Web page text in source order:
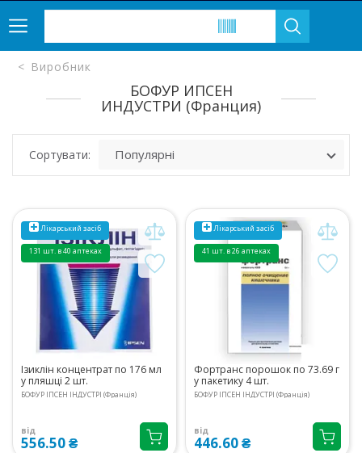
Виробник
БОФУР ИПСЕН
ИНДУСТРИ (Франция)
Сортувати:
Лікарський засіб
131 шт. в 40 аптеках
Ізиклін концентрат по 176 мл
у пляшці 2 шт.
БОФУР ІПСЕН ІНДУСТРІ (Франція)
від
556.50 ₴
Лікарський засіб
41 шт. в 26 аптеках
Фортранс порошок по 73.69 г
у пакетику 4 шт.
БОФУР ІПСЕН ІНДУСТРІ (Франція)
від
446.60 ₴